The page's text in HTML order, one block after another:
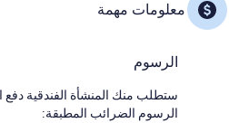
معلومات مهمة
الرسوم
ستطلب منك المنشأة الفندقية دفع
الرسوم الضرائب المطبقة: